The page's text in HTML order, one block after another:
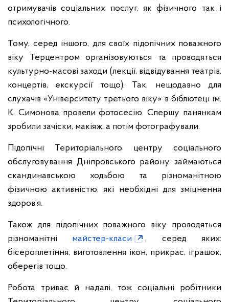
отримувачів соціальних послуг, як фізичного так і
психологічного.
Тому, серед іншого, для своїх підопічних поважного
віку Терцентром організовуються та проводяться
культурно-масові заходи (лекції, відвідування театрів,
концертів, екскурсії тощо). Так, нещодавно для
слухачів «Університету третього віку» в бібліотеці ім.
К. Симонова провели фотосесію. Спершу панянкам
зробили зачіски, макіяж, а потім фотографували.
Підопічні Територіального центру соціального
обслуговування Дніпровського району займаються
скандинавською ходьбою та різноманітною
фізичною активністю, які необхідні для зміцнення
здоров’я.
Також для підопічних поважного віку проводяться
різноманітні майстер-класи
, серед яких:
бісероплетіння, виготовлення ікон, прикрас, іграшок,
оберегів тощо.
Робота триває й надалі. тож соціальні робітники